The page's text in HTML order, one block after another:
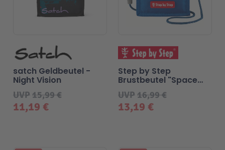
11,19 €
UVP15,99 €
satch Geldbeutel -
Night Vision
13,19 €
UVP16,99 €
Step by Step
Brustbeutel "Space
Craft Spike"